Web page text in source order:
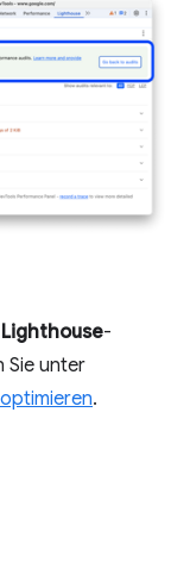
Lighthouse-
Sie unter
.